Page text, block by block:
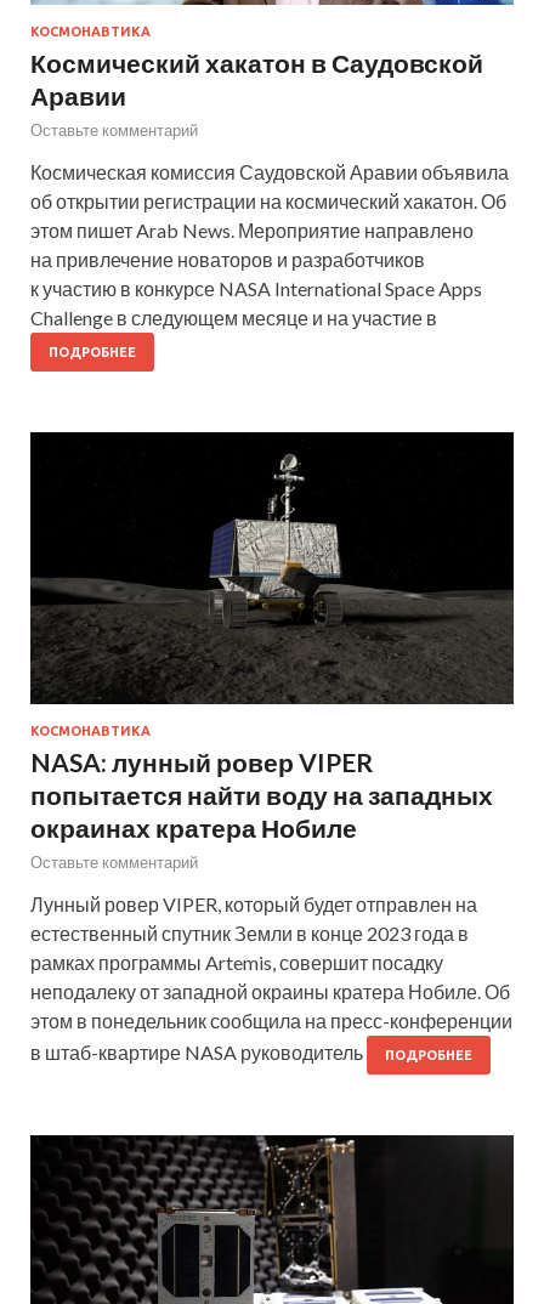
КОСМОНАВТИКА
Космический хакатон в Саудовской
Аравии
Оставьте комментарий
Космическая комиссия Саудовской Аравии объявила
об открытии регистрации на космический хакатон. Об
этом пишет Arab News. Мероприятие направлено
на привлечение новаторов и разработчиков
к участию в конкурсе NASA International Space Apps
Challenge в следующем месяце и на участие в
ПОДРОБНЕЕ
КОСМОНАВТИКА
NASA: лунный ровер VIPER
попытается найти воду на западных
окраинах кратера Нобиле
Оставьте комментарий
Лунный ровер VIPER, который будет отправлен на
естественный спутник Земли в конце 2023 года в
рамках программы Artemis, совершит посадку
неподалеку от западной окраины кратера Нобиле. Об
этом в понедельник сообщила на пресс-конференции
в штаб-квартире NASA руководитель
ПОДРОБНЕЕ